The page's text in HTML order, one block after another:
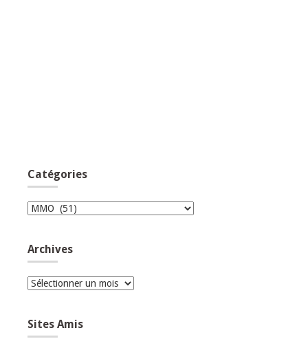
Catégories
Catégories
Archives
Archives
Sites Amis